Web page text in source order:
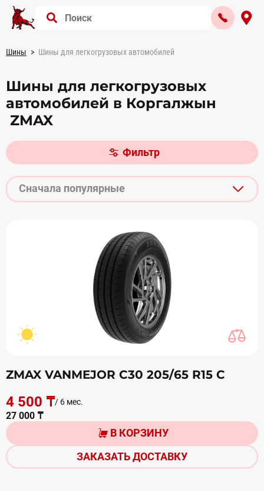
Шины Шины для легкогрузовых автомобилей
Шины для легкогрузовых
автомобилей в Коргалжын
ZMAX
Фильтр
Сначала популярные
ZMAX VANMEJOR C30 205/65 R15 С
4 500 ₸/ 6 мес.
27 000 ₸
В КОРЗИНУ
ЗАКАЗАТЬ ДОСТАВКУ